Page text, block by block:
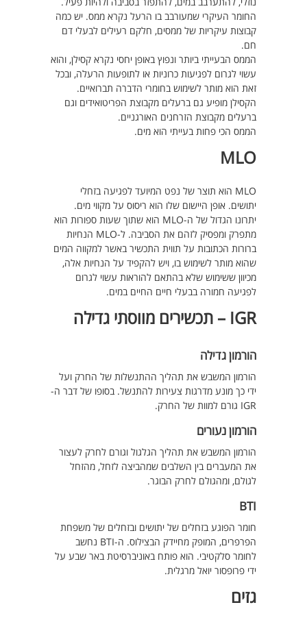
החומר העיקרי שמעורבב בו הרעל נקרא ממס. יש כמה
קבוצות עיקריות של ממסים, חלקם רעילים לבעלי דם
חם.
הממס הבעייתי ביותר ונפוץ באופן יחסי נקרא קסילן, והוא
עשוי לגרום לפגיעות כרוניות או לתופעות הרעלה, ובכל
זאת הוא מותר לשימוש בחומרי הדברה תברואיים.
הקסילן מופיע גם ברעלים מקבוצת הפריטואידים וגם
ברעלים מקבוצת הזרחנים האורגניים.
הממס הכי פחות בעייתי הוא מים.
MLO
MLO הוא תוצר של נפט המיועד לפגיעה בזחלי
יתושים. אופן היישום שלו הוא ריסוס על מקווי מים.
יתרונו הגדול של ה-MLO הוא שתוך שעות ספורות הוא
מתפרק ומפסיק לזהם את הסביבה. ל-MLO הנחיות
ברורות הכתובות על תווית התכשיר באשר למקווה המים
שהוא מותר לשימוש בו, ויש להקפיד על הנחיות אלה,
מכיוון ששימוש שלא בהתאם להוראות עשוי לגרום
לפגיעה חמורה בבעלי חיים החיים במים.
IGR – תכשירים מווסתי גדילה
הורמון גדילה
הורמון המשבש את תהליך ההתנשלות של החרק ועל
ידי כך מונע מדרגות צעירות להתנשל. בסופו של דבר ה-
IGR גורם למוות של החרק.
הורמון נעורים
הורמון המשבש את תהליך הגלגול וגורם לחרק לעצור
את המעברים בין השלבים שמהביצה לזחל, מהזחל
לגולם, ומהגולם לחרק הבוגר.
BTI
חומר הפוגע בזחלים של יתושים ובזחלים של משפחת
הפרפרים, המופק מחיידק הבצילוס. ה-BTI נחשב
לחומר סלקטיבי. הוא פותח באוניברסיטת באר שבע על
ידי פרופסור יואל מרגלית.
גזים